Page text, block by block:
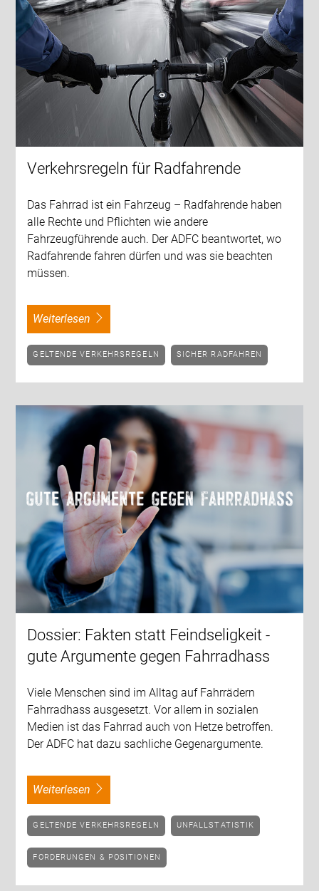
Verkehrsregeln für Radfahrende
Das Fahrrad ist ein Fahrzeug – Radfahrende haben
alle Rechte und Pflichten wie andere
Fahrzeugführende auch. Der ADFC beantwortet, wo
Radfahrende fahren dürfen und was sie beachten
müssen.
weiterlesen
GELTENDE VERKEHRSREGELN SICHER RADFAHREN
Dossier: Fakten statt Feindseligkeit -
gute Argumente gegen Fahrradhass
Viele Menschen sind im Alltag auf Fahrrädern
Fahrradhass ausgesetzt. Vor allem in sozialen
Medien ist das Fahrrad auch von Hetze betroffen.
Der ADFC hat dazu sachliche Gegenargumente.
weiterlesen
GELTENDE VERKEHRSREGELN UNFALLSTATISTIK
FORDERUNGEN & POSITIONEN